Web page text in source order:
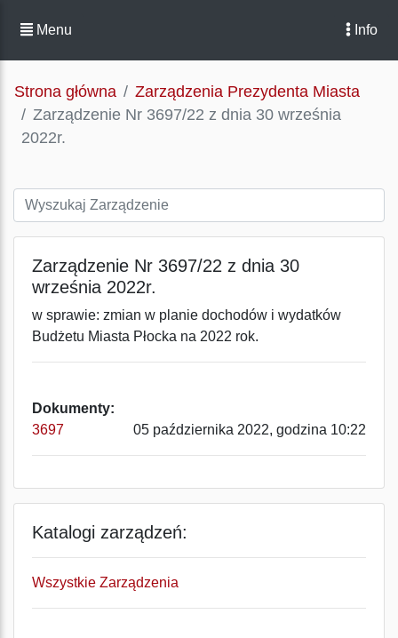
Menu Info
Strona główna
Zarządzenia Prezydenta Miasta
Zarządzenie Nr 3697/22 z dnia 30 września
2022r.
Zarządzenie Nr 3697/22 z dnia 30
września 2022r.
w sprawie: zmian w planie dochodów i wydatków
Budżetu Miasta Płocka na 2022 rok.
Dokumenty:
3697
05 października 2022, godzina 10:22
Katalogi zarządzeń:
Wszystkie Zarządzenia